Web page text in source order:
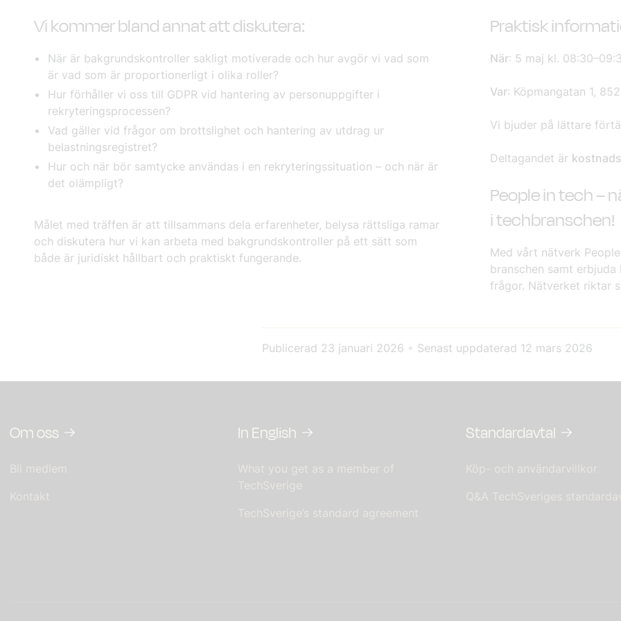
Vi kommer bland annat att diskutera:
När är bakgrundskontroller sakligt motiverade och hur avgör vi vad som
är vad som är proportionerligt i olika roller?
Hur förhåller vi oss till GDPR vid hantering av personuppgifter i
rekryteringsprocessen?
Vad gäller vid frågor om brottslighet och hantering av utdrag ur
belastningsregistret?
Hur och när bör samtycke användas i en rekryteringssituation – och när är
det olämpligt?
Målet med träffen är att tillsammans dela erfarenheter, belysa rättsliga ramar
och diskutera hur vi kan arbeta med bakgrundskontroller på ett sätt som
både är juridiskt hållbart och praktiskt fungerande.
Praktisk
När: 5 maj kl.
Var: Köpmangatan 1,
Vi bjuder på lättare
Deltagandet är
People in tech –
i techbranschen!
Med vårt nätverk
branschen samt
frågor. Nätverket riktar
Publicerad 23 januari 2026 • Senast uppdaterad 12 mars 2026
Om oss
Bli medlem
Kontakt
In English
What you get as a member of
TechSverige
TechSverige’s standard agreement
Standardavtal
Köp- och användarvillkor
Q&A TechSveriges